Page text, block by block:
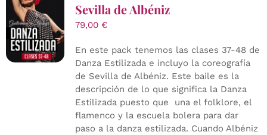
Sevilla de Albéniz
79,00 €
En este pack tenemos las clases 37-48 de
Danza Estilizada e incluyo la coreografía
de Sevilla de Albéniz. Este baile es la
descripción de lo que significa la Danza
Estilizada puesto que una el folklore, el
flamenco y la escuela bolera para dar
paso a la danza estilizada. Cuando Albéniz